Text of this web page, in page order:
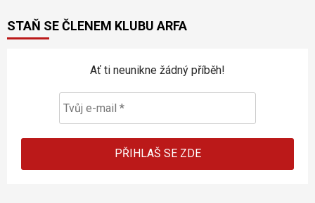
STAŇ SE ČLENEM KLUBU ARFA
Ať ti neunikne žádný příběh!